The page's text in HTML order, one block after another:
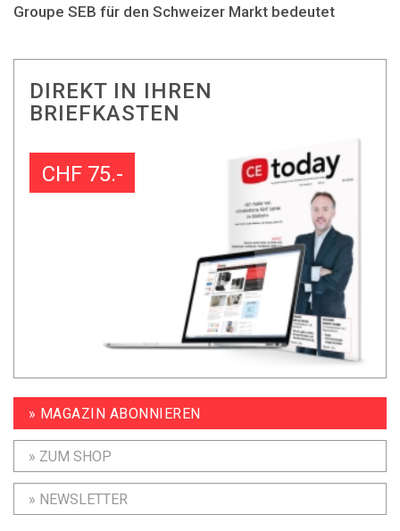
Groupe SEB für den Schweizer Markt bedeutet
DIREKT IN IHREN
BRIEFKASTEN
CHF 75.-
» MAGAZIN ABONNIEREN
» ZUM SHOP
» NEWSLETTER